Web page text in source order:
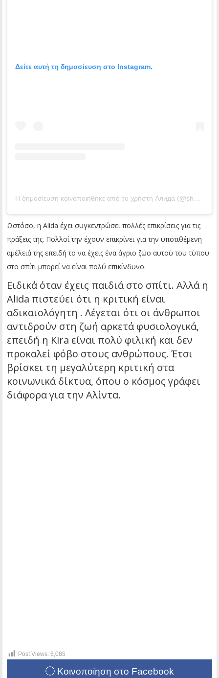
Δείτε αυτή τη δημοσίευση στο Instagram.
Ωστόσο, η Alida έχει συγκεντρώσει πολλές επικρίσεις για τις
πράξεις της. Πολλοί την έχουν επικρίνει για την υποτιθέμενη
αμέλειά της επειδή το να έχεις ένα άγριο ζώο αυτού του τύπου
στο σπίτι μπορεί να είναι πολύ επικίνδυνο.
Ειδικά όταν έχεις παιδιά στο σπίτι. Αλλά η
Alida πιστεύει ότι η κριτική είναι
αδικαιολόγητη . Λέγεται ότι οι άνθρωποι
αντιδρούν στη ζωή αρκετά φυσιολογικά,
επειδή η Kira είναι πολύ φιλική και δεν
προκαλεί φόβο στους ανθρώπους. Έτσι
βρίσκει τη μεγαλύτερη κριτική στα
κοινωνικά δίκτυα, όπου ο κόσμος γράφει
διάφορα για την Αλίντα.
Post Views: 6,085
Κοινοποίηση στο Facebook